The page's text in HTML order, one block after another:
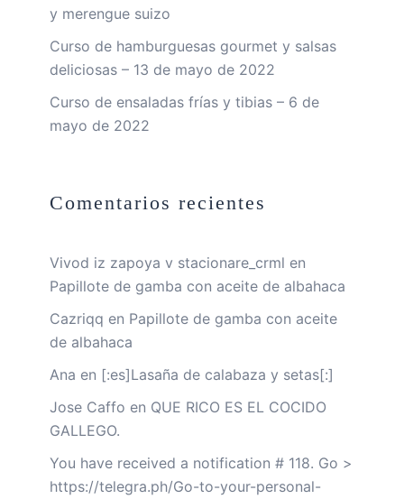
y merengue suizo
Curso de hamburguesas gourmet y salsas
deliciosas – 13 de mayo de 2022
Curso de ensaladas frías y tibias – 6 de
mayo de 2022
Comentarios recientes
Vivod iz zapoya v stacionare_crml en
Papillote de gamba con aceite de albahaca
Cazriqq en Papillote de gamba con aceite
de albahaca
Ana en [:es]Lasaña de calabaza y setas[:]
Jose Caffo en QUE RICO ES EL COCIDO
GALLEGO.
You have received a notification # 118. Go >
https://telegra.ph/Go-to-your-personal-